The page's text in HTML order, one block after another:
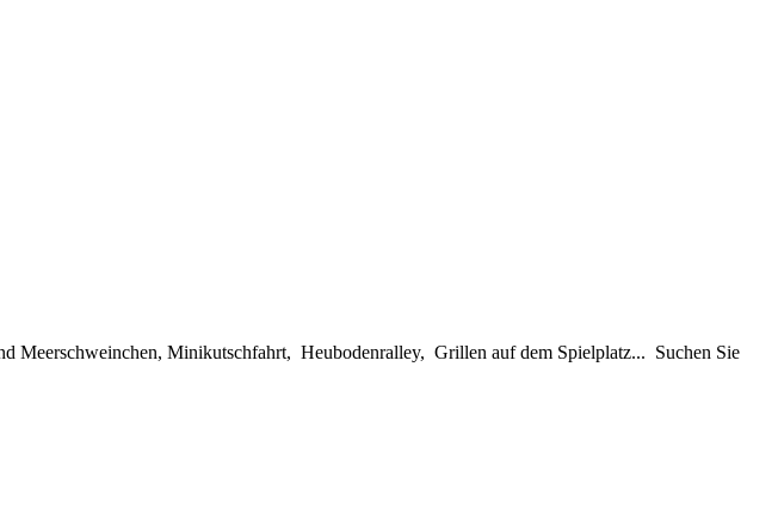
Meerschweinchen, Minikutschfahrt, Heubodenralley, Grillen auf dem Spielplatz... Suchen Sie